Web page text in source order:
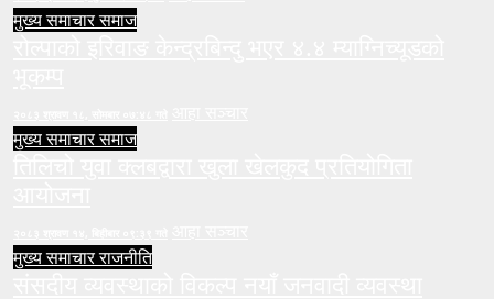
मुख्य समाचारसमाज
मुख्य समाचारसमाज
मुख्य समाचारराजनीति